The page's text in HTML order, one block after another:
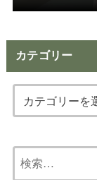
カテゴリー